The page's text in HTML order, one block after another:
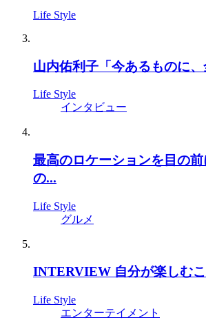
Life Style
山内佑利子「今あるものに
Life Style
インタビュー
最高のロケーションを目の前
の...
Life Style
グルメ
INTERVIEW 自分が楽しむ
Life Style
エンターテイメント